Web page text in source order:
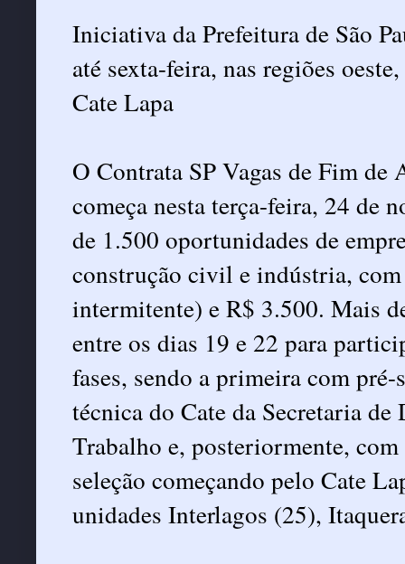
Iniciativa da Prefeitura de São
até sexta-feira, nas regiões
Cate Lapa
O Contrata SP Vagas de Fim de
começa nesta terça-feira, 24 de
de 1.500 oportunidades de
construção civil e indústria,
intermitente) e R$ 3.500. Mais
entre os dias 19 e 22 para
fases, sendo a primeira com
técnica do Cate da Secretaria
Trabalho e, posteriormente, com
seleção começando pelo Cate
unidades Interlagos (25),